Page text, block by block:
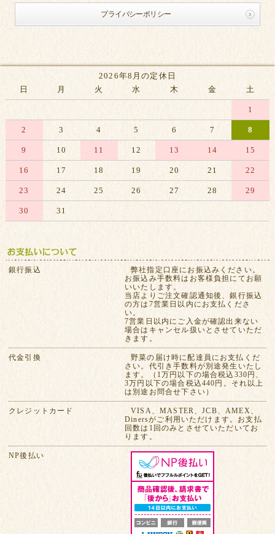
プライバシーポリシー
2026年8月の定休日
日
月 火 水 木 金 土
1
2 3 4 5 6 7 8
9 10 11 12 13 14 15
16 17 18 19 20 21 22
23 24 25 26 27 28 29
30 31
※赤字は休業日です
銀行振込
弊社指定口座にお振込みください。
お振込み手数料はお客様負担にてお願
いいたします。
当店よりご注文確認通知後、銀行振込
の方は7営業日以内にお支払くださ
い。
7営業日以内にご入金が確認出来ない
場合はキャンセル扱いとさせていただ
きます。
代金引換
野菜の届け時に配達員にお支払くだ
さい。代引き手数料が別途発生いたし
ます。（1万円以下の場合税込330円、
3万円以下の場合税込440円。それ以上
は別途お問合せ下さい）
クレジットカード
VISA、MASTER、JCB、AMEX、
Dinersがご利用いただけます。お支払
回数は1回のみとさせていただいてお
ります。
NP後払い